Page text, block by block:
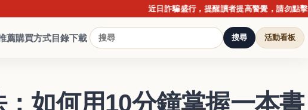
近日詐騙盛行，提醒讀者提高警覺，請勿點擊不明
薦購買方式目錄下載 搜尋 活動看板
如何用10分鐘掌握一本書